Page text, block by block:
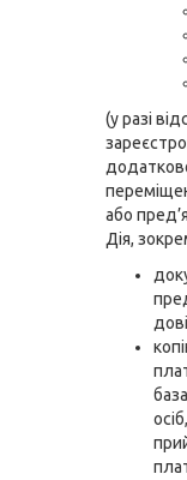
(у разі
або
Дія,